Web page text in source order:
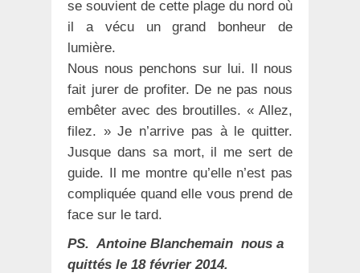
se souvient de cette plage du nord où
il a vécu un grand bonheur de
lumière.
Nous nous penchons sur lui. Il nous
fait jurer de profiter. De ne pas nous
embêter avec des broutilles. « Allez,
filez. » Je n’arrive pas à le quitter.
Jusque dans sa mort, il me sert de
guide. Il me montre qu’elle n’est pas
compliquée quand elle vous prend de
face sur le tard.
PS. Antoine Blanchemain nous a
quittés le 18 février 2014.